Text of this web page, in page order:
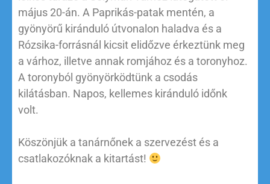
május 20-án. A Paprikás-patak mentén, a
gyönyörű kiránduló útvonalon haladva és a
Rózsika-forrásnál kicsit elidőzve érkeztünk meg
a várhoz, illetve annak romjához és a toronyhoz.
A toronyból gyönyörködtünk a csodás
kilátásban. Napos, kellemes kiránduló időnk
volt.
Köszönjük a tanárnőnek a szervezést és a
csatlakozóknak a kitartást!